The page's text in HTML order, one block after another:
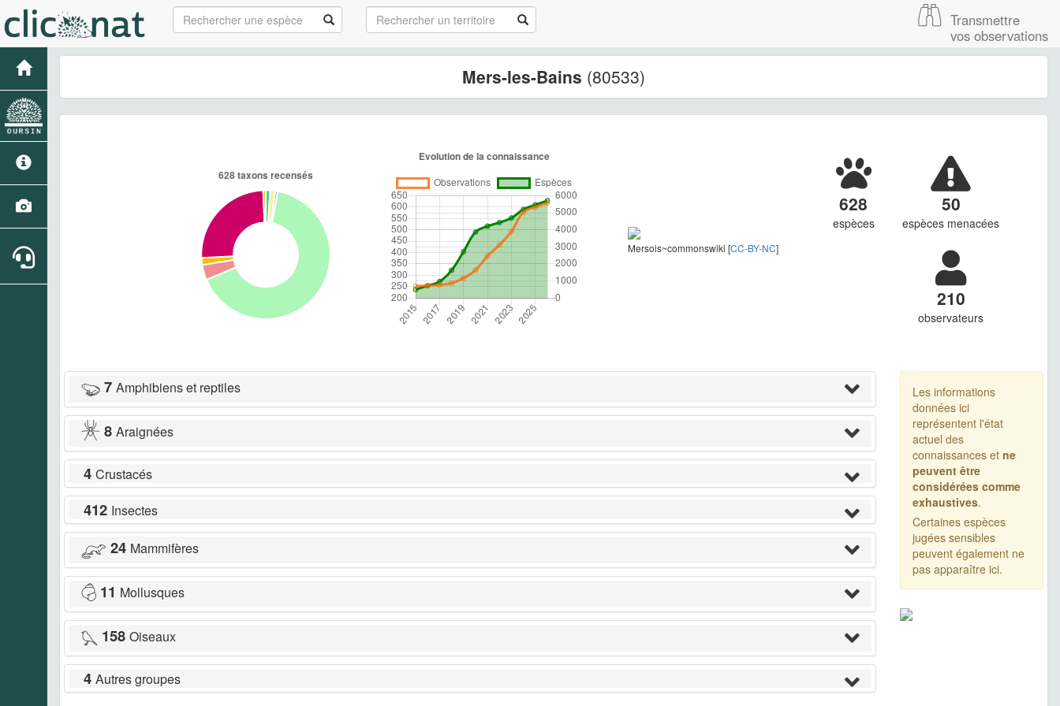
Transmettre
vos observations
Mers-les-Bains (80533)
Mersois~commonswiki [CC-BY-NC]
628
espèces
50
espèces menacées
210
observateurs
7 Amphibiens et reptiles
8 Araignées
4 Crustacés
412 Insectes
24 Mammifères
11 Mollusques
158 Oiseaux
4 Autres groupes
Les informations
données ici
représentent l'état
actuel des
connaissances et ne
peuvent être
considérées comme
exhaustives.
Certaines espèces
jugées sensibles
peuvent également ne
pas apparaître ici.